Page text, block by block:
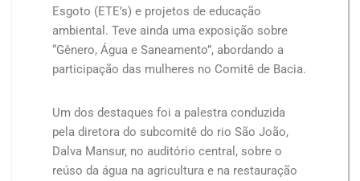
Esgoto (ETE’s) e projetos de educação
ambiental. Teve ainda uma exposição sobre
“Gênero, Água e Saneamento”, abordando a
participação das mulheres no Comitê de Bacia.
Um dos destaques foi a palestra conduzida
pela diretora do subcomitê do rio São João,
Dalva Mansur, no auditório central, sobre o
reúso da água na agricultura e na restauração